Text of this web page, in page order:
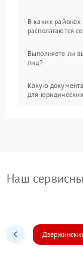
В каких районах
располагаются
Выполняете ли
лиц?
Какую
для
Наш